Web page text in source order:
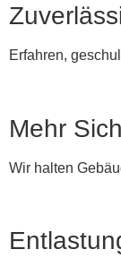
Erfahren,
Mehr
Wir halten